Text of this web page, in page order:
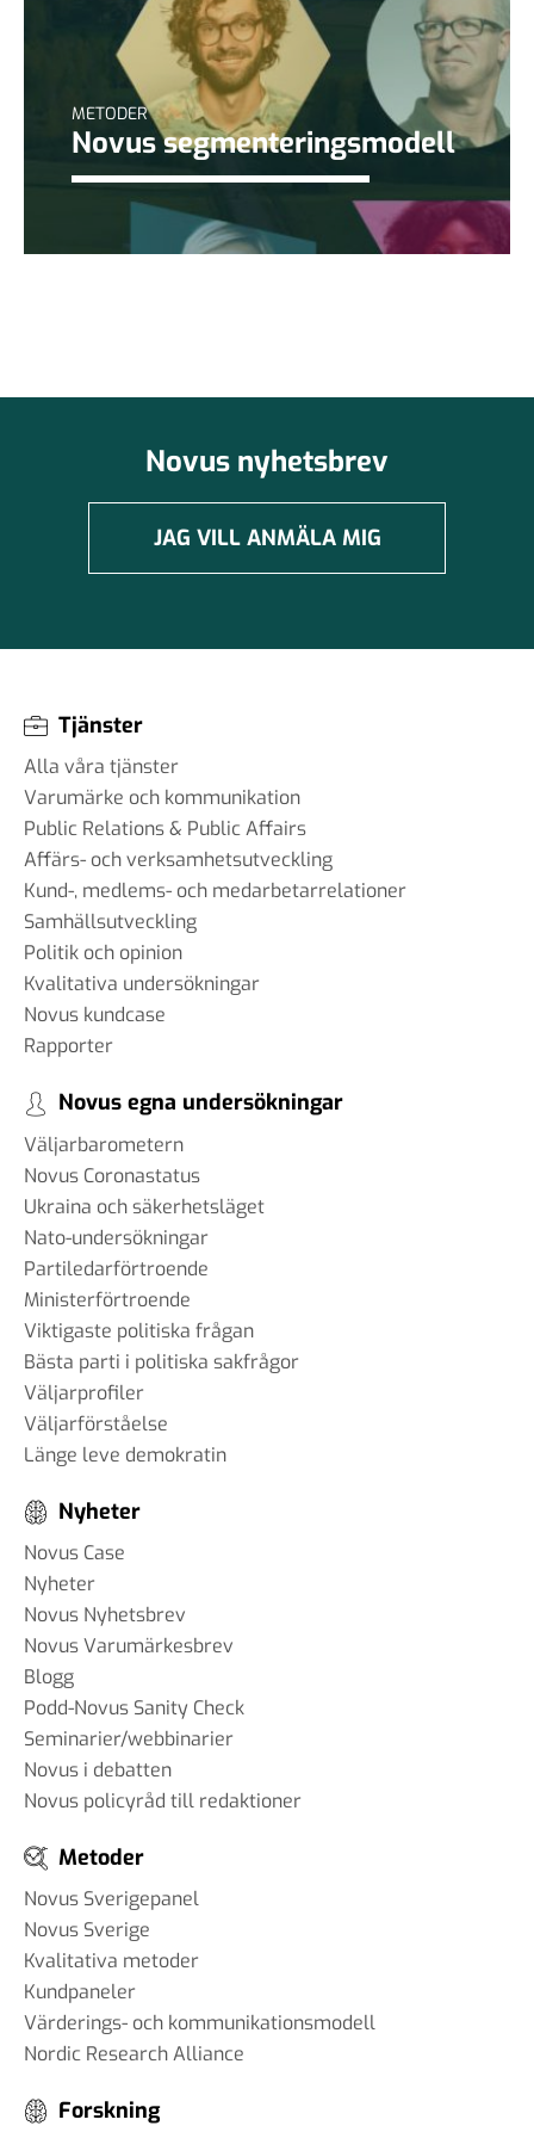
METODER
Novus segmenteringsmodell
Novus nyhetsbrev
JAG VILL ANMÄLA MIG
Tjänster
Alla våra tjänster
Varumärke och kommunikation
Public Relations & Public Affairs
Affärs- och verksamhetsutveckling
Kund-, medlems- och medarbetarrelationer
Samhällsutveckling
Politik och opinion
Kvalitativa undersökningar
Novus kundcase
Rapporter
Novus egna undersökningar
Väljarbarometern
Novus Coronastatus
Ukraina och säkerhetsläget
Nato-undersökningar
Partiledarförtroende
Ministerförtroende
Viktigaste politiska frågan
Bästa parti i politiska sakfrågor
Väljarprofiler
Väljarförståelse
Länge leve demokratin
Nyheter
Novus Case
Nyheter
Novus Nyhetsbrev
Novus Varumärkesbrev
Blogg
Podd-Novus Sanity Check
Seminarier/webbinarier
Novus i debatten
Novus policyråd till redaktioner
Metoder
Novus Sverigepanel
Novus Sverige
Kvalitativa metoder
Kundpaneler
Värderings- och kommunikationsmodell
Nordic Research Alliance
Forskning